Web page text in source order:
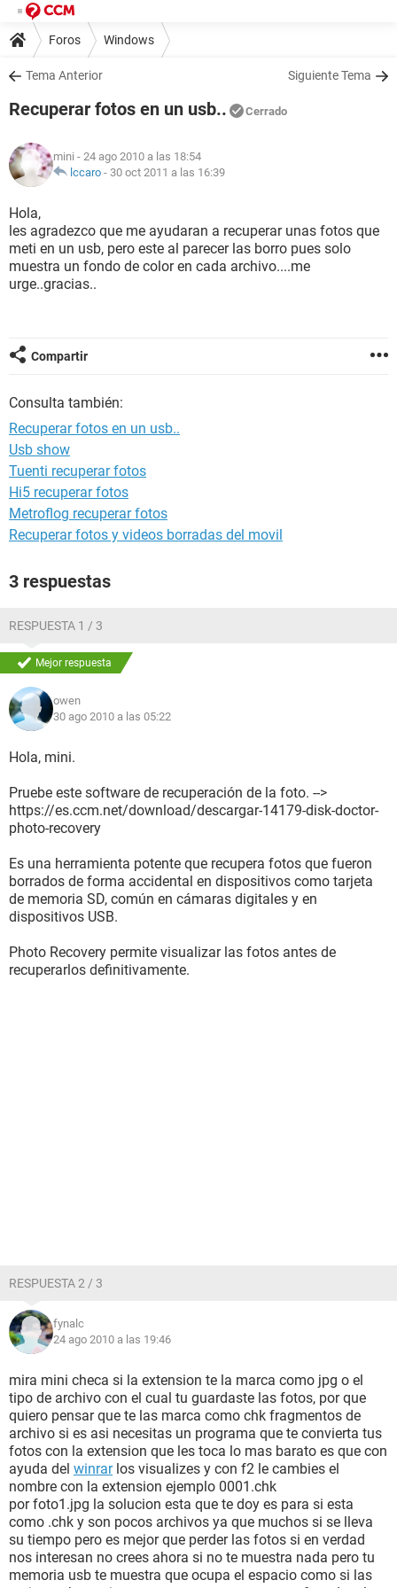
Foros Windows
Tema Anterior Siguiente Tema
Recuperar fotos en un usb.. Cerrado
mini - 24 ago 2010 a las 18:54
lccaro - 30 oct 2011 a las 16:39
Hola,
les agradezco que me ayudaran a recuperar unas fotos que
meti en un usb, pero este al parecer las borro pues solo
muestra un fondo de color en cada archivo....me
urge..gracias..
Compartir
Consulta también:
Recuperar fotos en un usb..
Usb show
Tuenti recuperar fotos
Hi5 recuperar fotos
Metroflog recuperar fotos
Recuperar fotos y videos borradas del movil
3 respuestas
RESPUESTA 1 / 3
Mejor respuesta
owen
30 ago 2010 a las 05:22
Hola, mini.
Pruebe este software de recuperación de la foto. -->
https://es.ccm.net/download/descargar-14179-disk-doctor-
photo-recovery
Es una herramienta potente que recupera fotos que fueron
borrados de forma accidental en dispositivos como tarjeta
de memoria SD, común en cámaras digitales y en
dispositivos USB.
Photo Recovery permite visualizar las fotos antes de
recuperarlos definitivamente.
RESPUESTA 2 / 3
fynalc
24 ago 2010 a las 19:46
mira mini checa si la extension te la marca como jpg o el
tipo de archivo con el cual tu guardaste las fotos, por que
quiero pensar que te las marca como chk fragmentos de
archivo si es asi necesitas un programa que te convierta tus
fotos con la extension que les toca lo mas barato es que con
ayuda del winrarlos visualizes y con f2 le cambies el
nombre con la extension ejemplo 0001.chk
por foto1.jpg la solucion esta que te doy es para si esta
como .chk y son pocos archivos ya que muchos si se lleva
su tiempo pero es mejor que perder las fotos si en verdad
nos interesan no crees ahora si no te muestra nada pero tu
memoria usb te muestra que ocupa el espacio como si las